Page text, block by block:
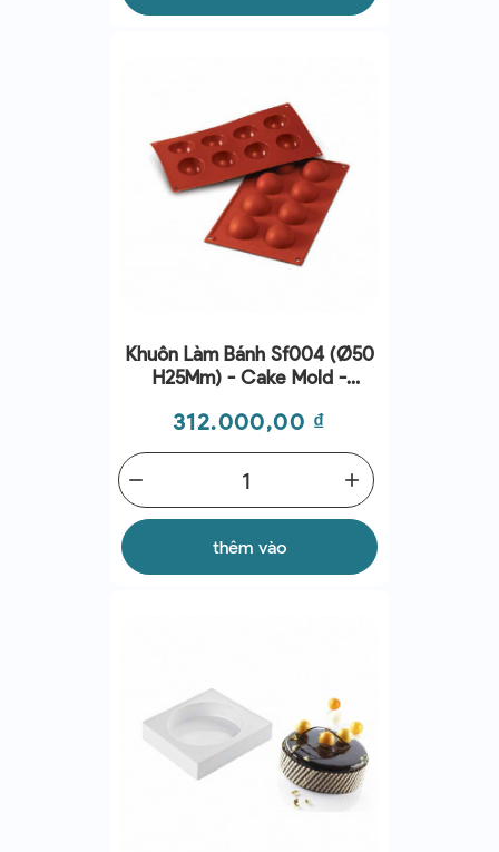
Khuôn Làm Bánh Sf004 (Ø50
H25Mm) - Cake Mold -
Giá
312.000,00 ₫
add
remove
thêm vào